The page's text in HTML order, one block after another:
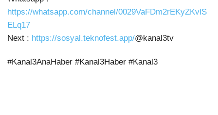
https://whatsapp.com/channel/0029VaFDm2rEKyZKvlS
ELq17
Next : https://sosyal.teknofest.app/@kanal3tv
#Kanal3AnaHaber #Kanal3Haber #Kanal3